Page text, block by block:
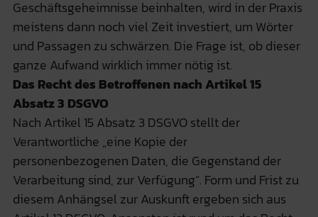
Geschäftsgeheimnisse beinhalten, wird in der Praxis
meistens dann noch viel Zeit investiert, um Wörter
und Passagen zu schwärzen. Die Frage ist, ob dieser
ganze Aufwand wirklich immer nötig ist.
Das Recht des Betroffenen nach Artikel 15
Absatz 3 DSGVO
Nach Artikel 15 Absatz 3 DSGVO stellt der
Verantwortliche „eine Kopie der
personenbezogenen Daten, die Gegenstand der
Verarbeitung sind, zur Verfügung“. Form und Frist zu
diesem Anhängsel zur Auskunft ergeben sich aus